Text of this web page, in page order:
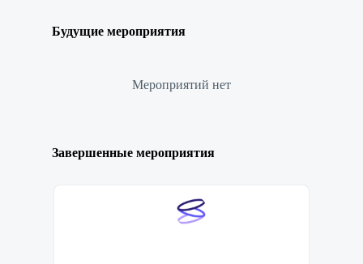
Будущие мероприятия
Мероприятий нет
Завершенные мероприятия